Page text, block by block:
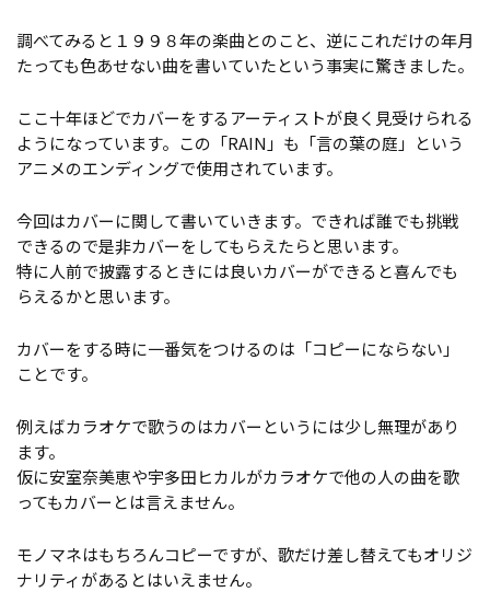
調べてみると１９９８年の楽曲とのこと、逆にこれだけの年月
たっても色あせない曲を書いていたという事実に驚きました。
ここ十年ほどでカバーをするアーティストが良く見受けられる
ようになっています。この「RAIN」も「言の葉の庭」という
アニメのエンディングで使用されています。
今回はカバーに関して書いていきます。できれば誰でも挑戦
できるので是非カバーをしてもらえたらと思います。
特に人前で披露するときには良いカバーができると喜んでも
らえるかと思います。
カバーをする時に一番気をつけるのは「コピーにならない」
ことです。
例えばカラオケで歌うのはカバーというには少し無理があり
ます。
仮に安室奈美恵や宇多田ヒカルがカラオケで他の人の曲を歌
ってもカバーとは言えません。
モノマネはもちろんコピーですが、歌だけ差し替えてもオリジ
ナリティがあるとはいえません。